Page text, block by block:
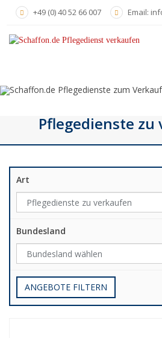
content
+49 (0) 40 52 66 007 Email:
Pflegedienste zu
Art
Bundesland
ANGEBOTE FILTERN